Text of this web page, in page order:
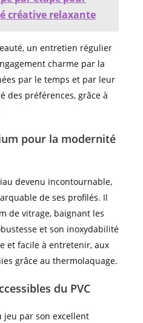
créative relaxante
un entretien régulier
charme par la
par le temps et par leur
des préférences, grâce à
pour la modernité
devenu incontournable,
de ses profilés. Il
de vitrage, baignant les
et son inoxydabilité
et facile à entretenir, aux
grâce au thermolaquage.
du PVC
jeu par son excellent